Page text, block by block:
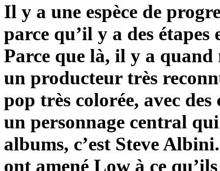
Il y a une espèce de
parce qu’il y a des
Parce que là, il y a
un producteur très
pop très colorée, avec
un personnage central
albums, c’est Steve
ont amené Low à ce